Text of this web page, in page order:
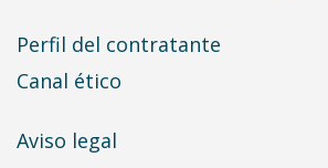
Perfil del contratante
Canal ético
Aviso legal